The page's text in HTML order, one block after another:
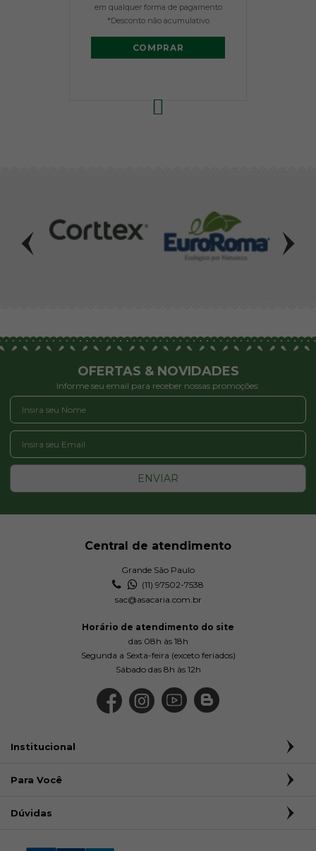
em qualquer forma de pagamento
*Desconto não acumulativo
COMPRAR
OFERTAS & NOVIDADES
Informe seu email para receber nossas promoções:
ENVIAR
Central de atendimento
Grande São Paulo
(11) 97502-7538
sac@asacaria.com.br
Horário de atendimento do site
das 08h às 18h
Segunda a Sexta-feira (exceto feriados)
Sábado das 8h às 12h
Institucional
Para Você
Dúvidas